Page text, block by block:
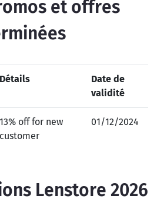
et offres
Détails
Date de
validité
13% off for new
customer
01/12/2024
Lenstore 2026